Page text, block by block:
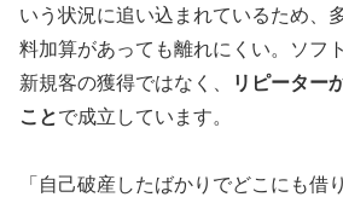
いう状況に追い込まれているため、
料加算があっても離れにくい。ソフ
新規客の獲得ではなく、
リピーター
ことで成立しています。
「自己破産したばかりでどこにも借